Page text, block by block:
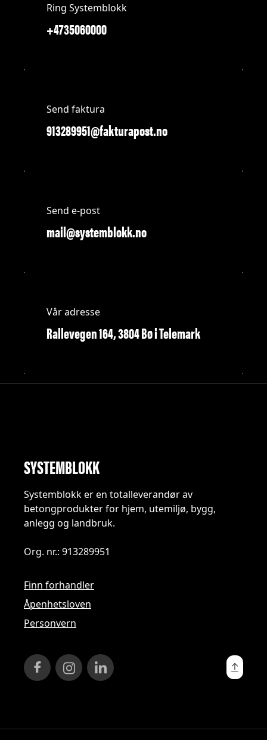
Ring Systemblokk
+4735060000
Send faktura
913289951@fakturapost.no
Send e-post
mail@systemblokk.no
Vår adresse
Rallevegen 164, 3804 Bø i Telemark
SYSTEMBLOKK
Systemblokk er en totalleverandør av
betongprodukter for hjem, utemiljø, bygg,
anlegg og landbruk.
Org. nr.: 913289951
Finn forhandler
Åpenhetsloven
Personvern